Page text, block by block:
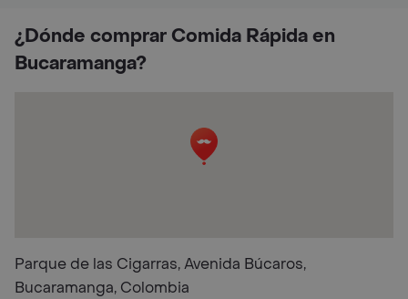
¿Dónde comprar Comida Rápida en
Bucaramanga?
Parque de las Cigarras, Avenida Búcaros,
Bucaramanga, Colombia